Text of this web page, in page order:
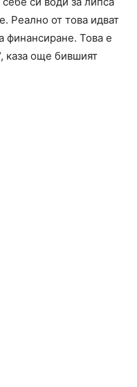
Реално от това идват
финансиране. Това е
каза още бившият